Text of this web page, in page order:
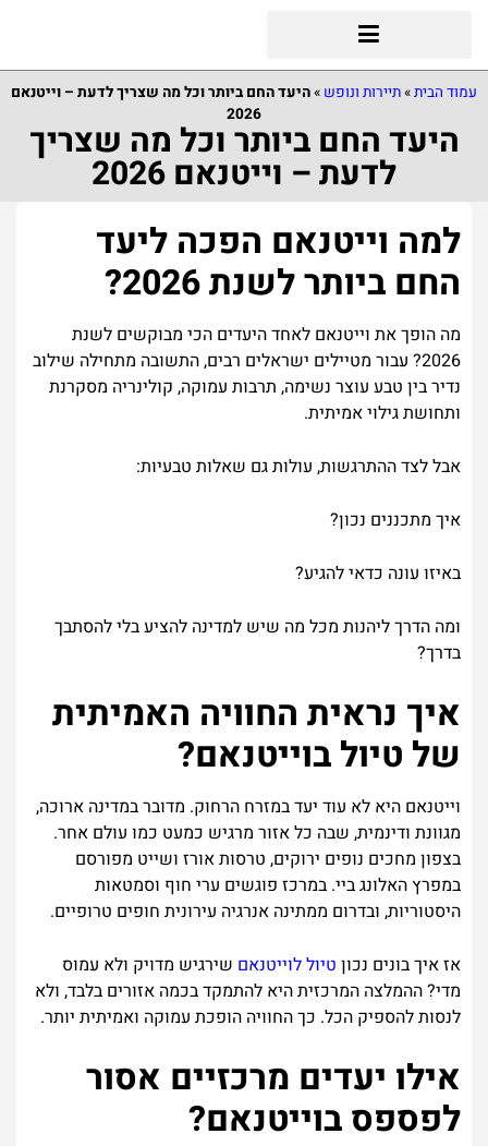
עמוד הבית»תיירות ונופש »היעד החם ביותר וכל מה שצריך לדעת – וייטנאם
2026
היעד החם ביותר וכל מה שצריך
לדעת – וייטנאם 2026
למה וייטנאם הפכה ליעד
החם ביותרלשנת
מה הופךאת וייטנאם לאחדהיעדים הכי מבוקשים לשנת
2026? עבור מטיילים ישראלים רבים,התשובה מתחילה שילוב
נדירבין טבע עוצר נשימה, תרבות עמוקה, קולינריה מסקרנת
ותחושתגילויאמיתית.
אבללצדההתרגשות, עולותגם שאלות טבעיות:
איך מתכננים נכון?
באיזו עונה כדאילהגיע?
ומה הדרךליהנות מכל מה שיש למדינה להציעבלילהסתבך
בדרך?
איך נראית החוויה האמיתית
של טיולבוייטנאם?
וייטנאם היא לא עוד יעד במזרח הרחוק. מדובר במדינה ארוכה,
מגוונת ודינמית, שבה כל אזור מרגיש כמעט כמו עולם אחר.
בצפון מחכים נופים ירוקים, טרסות אורז ושייט מפורסם
במפרץ האלונג ביי. במרכז פוגשים ערי חוף וסמטאות
היסטוריות, ובדרום ממתינה אנרגיה עירונית חופים טרופיים.
אז איך בונים נכון טיול לוייטנאם שירגיש מדויק ולא עמוס
מדי? ההמלצה המרכזית היא להתמקד בכמה אזורים בלבד, ולא
לנסות להספיק הכל. כך החוויה הופכת עמוקה ואמיתית יותר.
אילו יעדים מרכזיים אסור
לפספסבוייטנאם?